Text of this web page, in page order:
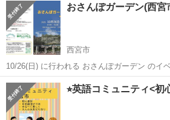
おさんぽガーデン(西宮
西宮市
10/26(日) に行われる おさんぽガーデン のイベントに 参加することに
なりました ❀.(*´▽`*)❀. 「親子の想いを届ける会」と 「兵庫ライトブ
兵庫 西宮市 ワークショップ 思
⭐︎英語コミュニティ<初